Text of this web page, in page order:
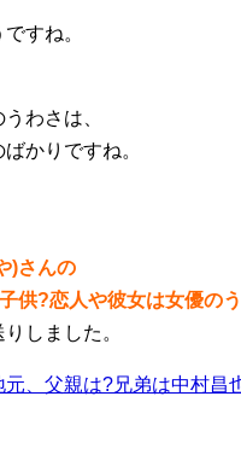
すね。
わさは、
かりですね。
)さんの
供?恋人や彼女は女優の
しました。
、父親は?兄弟は中村昌